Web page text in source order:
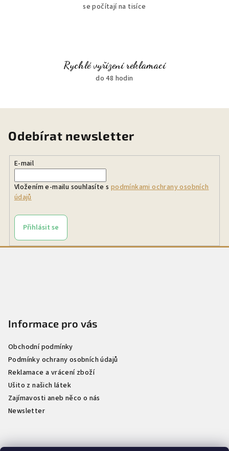
se počítají na tisíce
Rychlé vyřízení reklamací
do 48 hodin
Odebírat newsletter
E-mail
Vložením e-mailu souhlasíte s podmínkami ochrany osobních
údajů
Přihlásit se
Informace pro vás
Obchodní podmínky
Podmínky ochrany osobních údajů
Reklamace a vrácení zboží
Ušito z našich látek
Zajímavosti aneb něco o nás
Newsletter